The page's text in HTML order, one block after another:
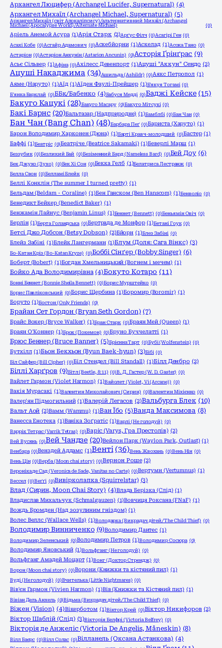
Архангел Люцифер (Archangel Lucifer, Supernatural) (4)
Архангел Михаїл (Archangel Michael, Supernatural) (5)
Архангел Михаїл (світ Апокаліпсису)/альтернативний Михаїл (Archangel
Michael (Apocalypse World)/Alternate Michael)
(0)
Аріель Анемой Асура (1)Арія Старк (2)Арґус Філч (0)Асагірі Ген (0)
Асахі Кобе (0)Асгайр Адамович (0)Аскебйорни (1)Аскелад (1)Асока Тано (0)
Астаріон (0)Астаріон Анкунін (Astarion Ancunin) (0)Асторія Ґрінґрас (9)
Асьє Сільвер (1)Афіна (0)Ахілесс Девенпорт (1)Ацуші "Аккун" Сендо (2)
Ацуші Накаджима (34)Ашильда (Ashildr) (0)Аякс Петропол (1)
Аяме (Наруто) (1)Аїд (1)Аїден Фаулі-Прейшер (1)Б'якуя Тогамі (0)
Б'янка Барклай (0)ББк/Бабенко (4)Бабуся Медді (0)Баджі Кейске (15)
Бакуго Кацукі (28)Бакуго Масару (0)Бакуго Мітсукі (0)
Бакі Барнс (20)Бальтазар (Надприродне) (1)Бамблбі (0)Бан Чан (0)
Бан Чан (Bang Chan) (48)Барбара Пеґ (0)Бариста (Харуто) (1)
Барон Володимир Харконен (Дюна) (1)Барті Кравч-молодший (0)Бастер (1)
Баффі (1)Беатріс (0)Беатріче (Beatrice Sakamaki) (1)Беверлі Марш (1)
Беззубик (0)Безликий Бай (0)Безіменний Бард (Nameless Bard) (0)Бей Доу (6)
Бек Джухо (Зухо) (0)Бек Хі Сон (0)Бекка Гелб (1)Белатриса Лестранж (0)
Белла Свон (0)Белламі Блейк (0)
Беллі Конклін (The summer I turned pretty) (1)
Бельдам (Beldam - Coraline) (1)Бен Ганском (Ben Hanscom) (1)Бенволіо (0)
Бенедикт Бейкер (Benedict Baker) (1)
Бенжамін Лайнус (Benjamin Linus) (1)Беннет (Bennett) (0)Беньямін Овіч (0)
Берлін (1)Берта Голандська (0)Бертрада де Монфор (1)Бетані Гоук (0)
Бетсі Джо Добсон (Betsy Dobson) (2)Бйорн (1)Блез Забіні (0)
Блейз Забіні (1)Блейк Лангерманн (1)Блум (Доля: Сага Вінкс) (3)
Бо-Катан Кріз (Bo-Katan Kryze) (0)Боббі Сінґер (Bobby Singer) (6)
Боберт (Bobert) (1)Богдан Хмельницький (Вогнем і мечем) (1)
Бойко Ада Володимирівна (4)Бокуто Котаро (11)
Бонні Беннет (Bonnie Sheila Bennett) (0)Борис Мурштейко (0)
Борис Павліковський (0)Борис Щербина (1)Боромир (Boromir) (1)
Боруто (1)Бостон (Only Friends) (0)
Брайан Сет Гордон (Bryan Seth Gordon) (7)
Брайс Вокер (Bryce Walker) (1)Бран Старк (0)Браян Мей (Queen) (1)
Браян О'Коннер (1)Брок (Покемон) (0)Бруно Буччелатті (1)
Брюс Беннер (Bruce Banner) (5)Брієнна Тарт (0)Бубі (Wolfenstein) (0)
Бутхілл (1)Бьон Бекхьон (Byun Baek-hyun) (3)Бібі (0)
Біл Сайфер (Bill Cipher) (0)Біл Стендел (Bill Standall) (1)Білл Денбро (2)
Біллі Харґров (9)Бітл (Beetle, 8:11) (0)В. Д. Гастер (W. D. Gaster) (0)
Вайлет Гармон (Violet Harmon) (1)Вайолет (Violet, Vi (Arcane)) (0)
Вакія Мурасакі (1)Валентин Миколайович (Сирин) (0)Валентин Міхієнко (0)
Валер'ян Підмогильний (1)Валерій Легасов (2)Вальбурга Блек (10)
Вальт Аой (2)Вамм (Wammu) (1)Ван Їбо (5)Ванда Максимова (8)
Ванесса Енотека (1)Ваніка Зоґратіс (1)Варлі (Не голодуй) (0)
Варрік Тетрас (Varrik Tetras) (0)Варіс (Varys, Гра Престолів) (2)
Вей Вусянь (0)Вей Чандзе (20)Вейлон Парк (Waylon Park, Outlast) (1)
Венбара (0)Венздей Аддамс (1)Венті (36)Вень Жвохань (0)Вень Нін (0)
Вень Цін (0)Верба (Moon chai story) (0)Вернон Роше (2)
Вероніка де Сад (Veronica de Sade, Vanitas no Carte) (0)Вертумн (Vertumnus) (1)
Вессел (0)Веґґі (0)Вивірколапка (Squirrelstar) (3)
Влад (Сирин, Moon Chai Story) (4)Влада Берізка (Слід) (1)
Владислав Михальчук (Schmalgauzen) (1)Вовчиця Роксана (FNaF) (1)
Вождь Бромден (Над зозулиним гніздом) (1)
Волес Веллс (Wallace Wells) (1)Володарка (Викрадач дітей/The Child Thief) (0)
Володимир Винниченко (9)Володимир Дантес (1)
Володимир Зеленський (0)Володимир Петров (1)Володимир Сосюра (0)
Володимир Яновський (1)Вольфганг (Не голодуй) (0)
Вольфганг Амадей Моцарт (1)Вонг (Доктор Стрендж) (0)
Ворон (Moon chai story) (0)Ворони (Книжки та кістяний пил) (1)
Вуді (Не голодуй) (0)Вчителька (Little Nightmares) (0)
Вів'єн Гармон (Vivien Harmon) (1)Вів (Книжки та Кістяний пил) (1)
Вівіан Дель Анхель (0)Відьма (Викрадач дітей/The Child Thief) (0)
Віжен (Vision) (4)Вікерботом (1)Віктор Крей (0)Віктор Никифоров (2)
Віктор Шаблій (Слід) (3)Вікторія Белфрі (Victoria Belfrey) (0)
Вікторія де Анжеліс (Victoria De Angelis, Måneskin) (8)
Вілл Баєрс (0)Вілл Солас (0)Вілланель (Оксана Астанкова) (4)